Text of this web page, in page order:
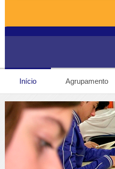
Início Agrupamento